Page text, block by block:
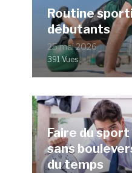
Routine
débutants
25 mai 2026
391 Vues
Faire du
sans
du temps